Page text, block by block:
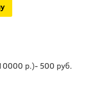
р.)- 500 руб.